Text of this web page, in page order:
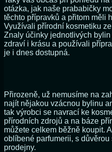
otázka, jak naše prababičky
těchto přípravků a přitom měli
Využívali přírodní kosmetiku
Znaly účinky jednotlivých
zdraví i krásu a používali
je i dnes dostupná.
Přirozeně, už nemusíme na
najít nějakou vzácnou bylinu
tak výrobci se navrací ke
přírodních zdrojů a na báze
můžete celkem běžně koupit.
oblíbené parfumerii, s
prodejny.